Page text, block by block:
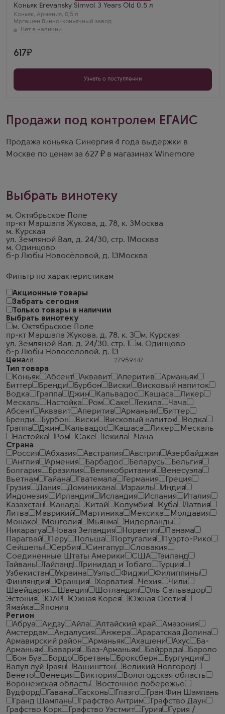
Фильтр по характеристикам
Акционные товары
Забрать сегодня
Только товары в наличии
Выбрать винотеку
м. Октябрьское Поле
пр-кт Маршала Жукова. д. 78. к. 3
м. Курская
ул. Земляной Вал. д. 24/30. стр. 1
м. Одинцово
б-р Любы Новосёловой. д. 13
Цена
Тип товара
Коньяк
Абсент Аквавит Аперитив
Арманьяк
Биттер
Бренди Бурбон Виски
Висковый напиток
Водка
Граппа Джин Кальвадос Кашаса
Ликер
Мескаль
Настойка Ром Саке Текила
Чача
Абсент
Аквавит Аперитив Арманьяк
Биттер
Бренди
Бурбон Виски Висковый напиток
Водка
Граппа
Джин Кальвадос Кашаса Ликер
Мескаль
Настойка
Ром Саке Текила
Чача
Страна
Россия
Абхазия Австралия Австрия
Азербайджан
Англия
Армения Барбадос Беларусь
Бельгия
Болгария
Бразилия Великобритания
Венесуэла
Вьетнам
Гайана Гватемала Германия
Греция
Грузия
Дания Доминикана Израиль
Индия
Индонезия
Ирландия Исландия Испания
Италия
Казахстан
Канада Китай Колумбия Куба
Латвия
Литва
Маврикий Мартиника Мексика
Молдавия
Монако
Монголия Мьянма
Нидерланды
Никарагуа
Новая Зеландия Норвегия
Панама
Парагвай
Перу Польша Португалия
Пуэрто-Рико
Сейшелы
Сербия Сингапур
Словакия
Соединенные Штаты Америки
США
Таиланд
Тайвань
Тайланд Тринидад и Тобаго
Турция
Узбекистан
Украина Уэльс Фиджи
Филиппины
Финляндия
Франция Хорватия Чехия
Чили
Швейцария
Швеция Шотландия
Эль Сальвадор
Эстония
ЮАР Южная Корея
Южная Осетия
Ямайка
Япония
Регион
Абруа
Аидзу Айла Алтайский край
Амазония
Амстердам
Андалусия Анжера
Араратская Долина
Армавирский район
Арманьяк Ахашени Ахус
Ба-
Арманьяк
Бавария Баз-Арманьяк Байррада
Бароло
Бон Буа
Бордо Бретань Броксберн
Бургундия
Валул луй Траян
Вашингтон
Великий Новгород
Венето
Венеция Виктория
Вологодская область
Воронежская область
Восточное побережье
Вудфорд
Гавана Гасконь Глазго
Гран Фин Шампань
Гранд Шампань
Графство Антрим
Графство Даун
Графство Корк
Графство Уэстмит Гурия
Гурия /
Коньяк Erevansky Simvol 3 Years Old 0.5 л
Коньяк, Армения, 0,5 л
Мргашен Винно-коньячный завод
Светлана Орлова
Ереванский Символ 3 звезды — отличный вариант
на каждый день. Пьется легко, за свою цену просто
находка.
617
Узнать о поступлении
Продажи под контролем ЕГАИС
Продажа коньяка Синергия 4 года выдержки в
Москве по ценам за 627 ₽ в магазинах Winemore
Выбрать винотеку
м. Октябрьское Поле
пр-кт Маршала Жукова, д. 78, к. 3 Москва
м. Курская
ул. Земляной Вал, д. 24/30, стр. 1
Москва
м. Одинцово
б-р Любы Новосёловой, д. 13 Москва